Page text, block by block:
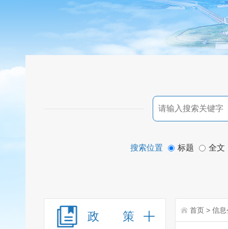
搜索位置 标题 全文
政 策 首页 > 信息